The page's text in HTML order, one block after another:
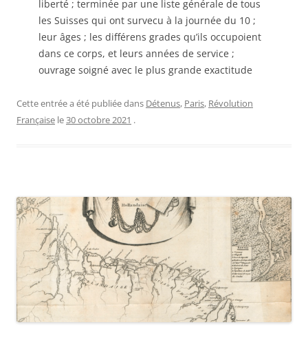
liberté ; terminée par une liste générale de tous
les Suisses qui ont survecu à la journée du 10 ;
leur âges ; les différens grades qu’ils occupoient
dans ce corps, et leurs années de service ;
ouvrage soigné avec le plus grande exactitude
Cette entrée a été publiée dans Détenus, Paris, Révolution
Française le30 octobre 2021 .